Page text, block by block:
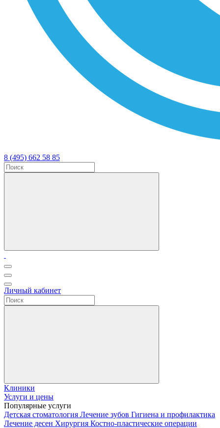
8 (495) 662 58 85
Личный кабинет
Клиники
Услуги и цены
Популярные услуги
Детская стоматология Лечение зубов Гигиена и профилактика
Лечение десен Хирургия Костно-пластические операции